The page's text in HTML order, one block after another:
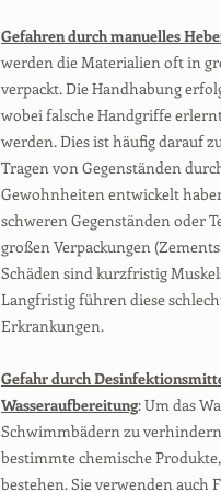
Gefahren durch manuelles
werden die Materialien oft in
verpackt. Die Handhabung
wobei falsche Handgriffe
werden. Dies ist häufig darauf
Tragen von Gegenständen
Gewohnheiten entwickelt
schweren Gegenständen oder
großen Verpackungen
Schäden sind kurzfristig
Langfristig führen diese
Erkrankungen.
Gefahr durch
Wasseraufbereitung: Um das
Schwimmbädern zu
bestimmte chemische
bestehen. Sie verwenden